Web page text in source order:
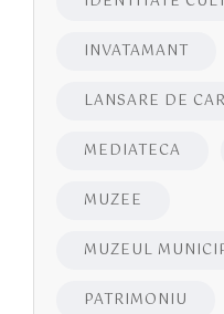
INVATAMANT
LANSARE DE
MEDIATECA
MUZEE
MUZEUL
PATRIMONIU